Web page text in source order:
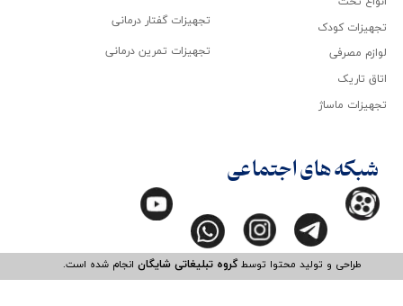
طراحی و تولید محتوا توسطگروه تبلیغاتی شایگانانجام شده است.​​​​​​​
تجهیزات کودک
لوازم مصرفی
اتاق تاریک
تجهیزات ماساژ
تجهیزات گفتار درمانی
تجهیزات تمرین درمانی
شبکه های اجتماعی